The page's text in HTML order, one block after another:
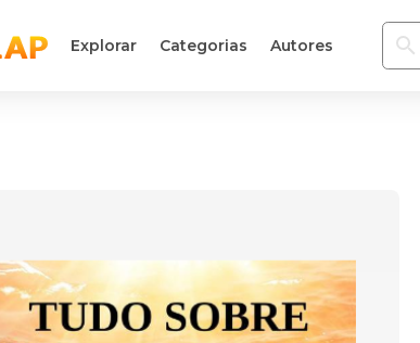
Explorar Categorias Autores